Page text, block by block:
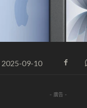
2025-09-10
- 廣告 -